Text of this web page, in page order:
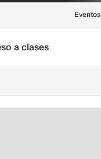
Eventos
a clases